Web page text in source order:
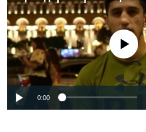
Феълан кор
0:00